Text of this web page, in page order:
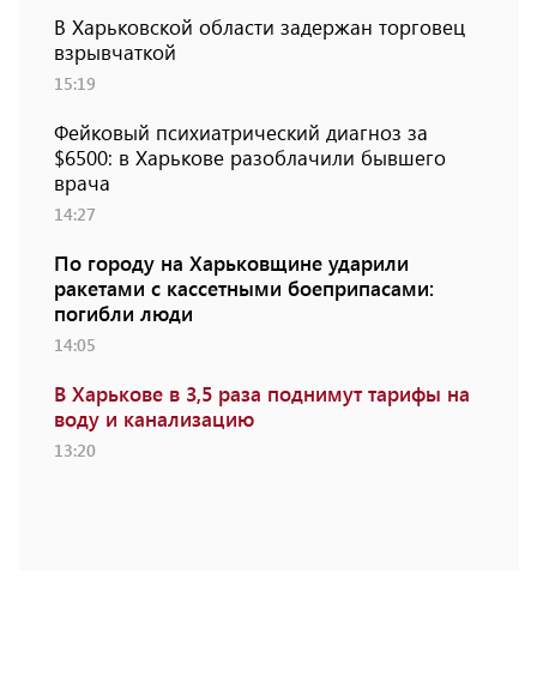
В Харьковской области задержан торговец
взрывчаткой
15:19
Фейковый психиатрический диагноз за
$6500: в Харькове разоблачили бывшего
врача
14:27
По городу на Харьковщине ударили
ракетами с кассетными боеприпасами:
погибли люди
14:05
В Харькове в 3,5 раза поднимут тарифы на
воду и канализацию
13:20